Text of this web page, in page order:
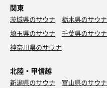
関東
茨城県のサウナ 栃木県のサウナ
埼玉県のサウナ
千葉県のサウナ
神奈川県のサウナ
北陸・甲信越
新潟県のサウナ 富山県のサウナ